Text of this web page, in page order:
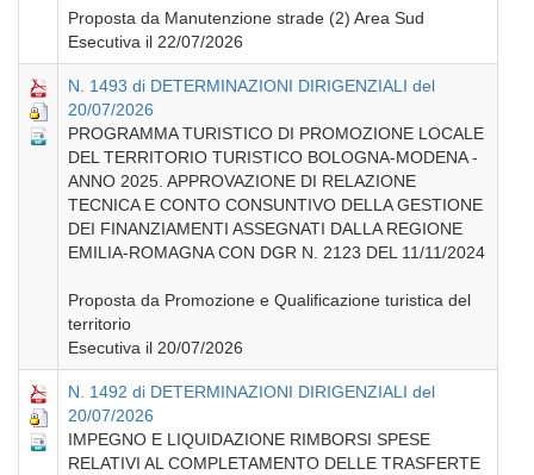
Proposta da Manutenzione strade (2) Area Sud
Esecutiva il 22/07/2026
N. 1493 di DETERMINAZIONI DIRIGENZIALI del
20/07/2026
PROGRAMMA TURISTICO DI PROMOZIONE LOCALE
DEL TERRITORIO TURISTICO BOLOGNA-MODENA -
ANNO 2025. APPROVAZIONE DI RELAZIONE
TECNICA E CONTO CONSUNTIVO DELLA GESTIONE
DEI FINANZIAMENTI ASSEGNATI DALLA REGIONE
EMILIA-ROMAGNA CON DGR N. 2123 DEL 11/11/2024
Proposta da Promozione e Qualificazione turistica del
territorio
Esecutiva il 20/07/2026
N. 1492 di DETERMINAZIONI DIRIGENZIALI del
20/07/2026
IMPEGNO E LIQUIDAZIONE RIMBORSI SPESE
RELATIVI AL COMPLETAMENTO DELLE TRASFERTE